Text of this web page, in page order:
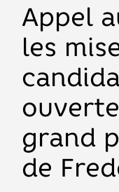
Appel
les
grand
de